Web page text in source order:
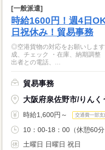
[一般派遣]
時給1600円！週4日
日祝休み！貿易事務
◎空港貨物の対応をお願いします ・輸出入商品の管理 ・貿易書類作
成、チェック ・在庫、納期調整
出者との電話、...
貿易事務
大阪府泉佐野市/りんく
時給1,600円～ 交通費一部支
10：00-18：00（休憩60分
土曜日 日曜日 祝日